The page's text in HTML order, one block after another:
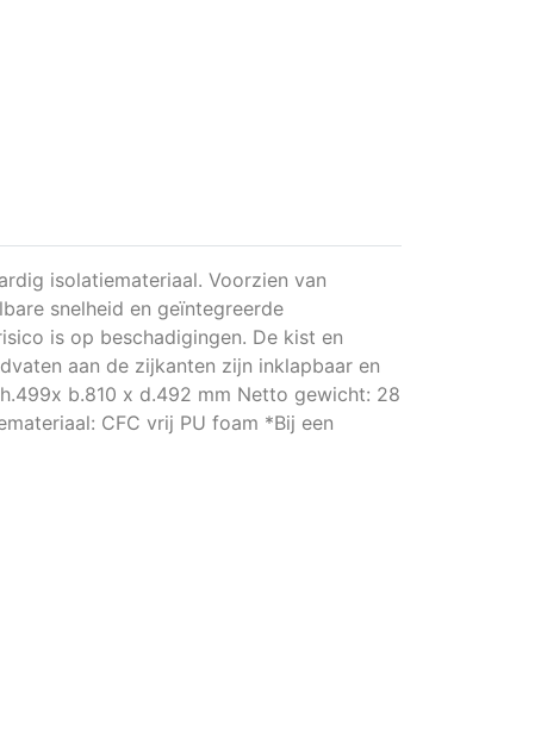
isolatiemateriaal. Voorzien van
snelheid en geïntegreerde
is op beschadigingen. De kist en
aan de zijkanten zijn inklapbaar en
b.810 x d.492 mm Netto gewicht: 28
CFC vrij PU foam *Bij een